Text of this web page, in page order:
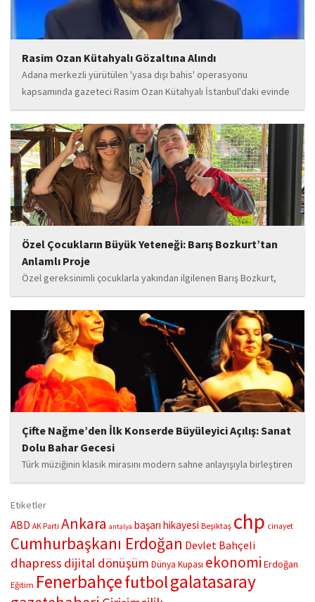
Rasim Ozan Kütahyalı Gözaltına Alındı
Adana merkezli yürütülen 'yasa dışı bahis' operasyonu
kapsamında gazeteci Rasim Ozan Kütahyalı İstanbul'daki evinde
gözaltına alındı.
Özel Çocukların Büyük Yeteneği: Barış Bozkurt’tan
Anlamlı Proje
Özel gereksinimli çocuklarla yakından ilgilenen Barış Bozkurt,
hayata geçirdiği örnek çalışma ile hem eğitim camiasının hem de
toplumun dikkatini çekiyor. “Hayatta yaşattığın mutluluk en güzel
hediyedir” anlayışıyla yola çıkan Bozkurt,...
Çifte Nağme’den İlk Konserde Büyüleyici Açılış: Sanat
Dolu Bahar Gecesi
Türk müziğinin klasik mirasını modern sahne anlayışıyla birleştiren
“Çifte Nağme” projesi, ilk konserini İstanbul Ataşehir’de bulunan
buluşturdu. Yoğun katılımla gerçekleşen gece, müzikal çeşitlilik
ve...
Etiketler
ABD AK Parti Ankara antalya başarı hikayesi Beşiktaş chp cinayet
Cumhurbaşkanı Erdoğan Devlet Bahçeli
dhapress dijital dönüşüm Dünya Kupası ekonomi Erdoğan
Eğitim Fenerbahçefutbolgalatasaray